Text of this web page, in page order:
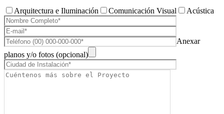
Arquitectura e Iluminación Comunicación Visual Acústica
Anexar
planos y/o fotos (opcional)